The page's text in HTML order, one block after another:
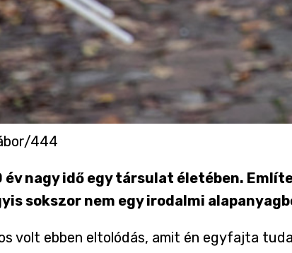
444
év nagy idő egy társulat életében.
sokszor nem egy irodalmi
volt ebben eltolódás, amit én egyfajta